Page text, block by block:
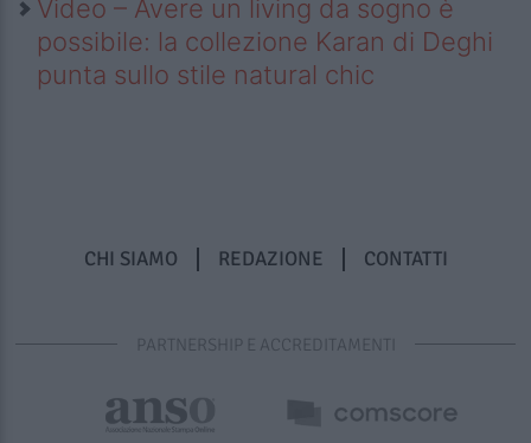
Video – Avere un living da sogno è
possibile: la collezione Karan di Deghi
punta sullo stile natural chic
CHI SIAMO REDAZIONE CONTATTI
PARTNERSHIP E ACCREDITAMENTI